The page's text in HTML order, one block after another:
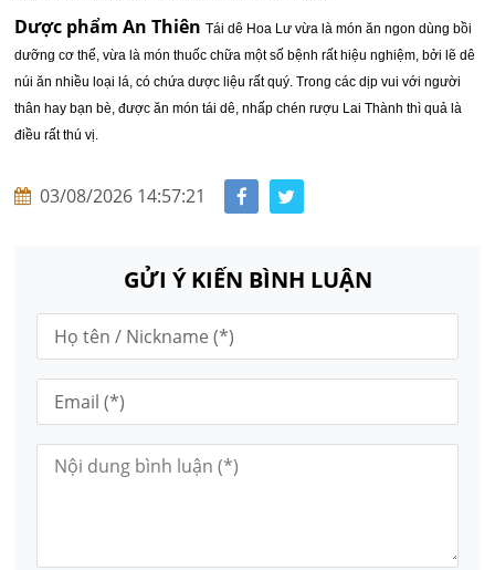
Dược phẩm An Thiên Tái dê Hoa Lư vừa là món ăn ngon dùng bồi
dưỡng cơ thể, vừa là món thuốc chữa một số bệnh rất hiệu nghiệm, bởi lẽ dê
núi ăn nhiều loại lá, có chứa dược liệu rất quý. Trong các dịp vui với người
thân hay bạn bè, được ăn món tái dê, nhấp chén rượu Lai Thành thì quả là
điều rất thú vị.
03/08/2026 14:57:21
GỬI Ý KIẾN BÌNH LUẬN